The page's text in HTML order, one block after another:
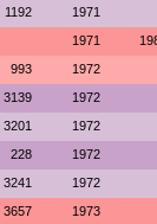
1192 1971
1971
993 1972
3139 1972
3201 1972
228 1972
3241 1972
3657 1973